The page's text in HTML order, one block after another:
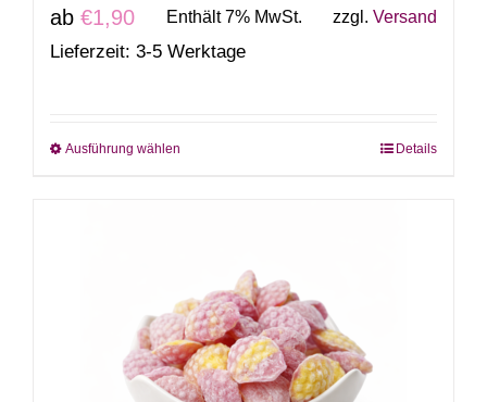
ab €1,90 Enthält 7% MwSt. zzgl. Versand
Lieferzeit: 3-5 Werktage
Ausführung wählen
Varianten
auf.
Die
Optionen
Details